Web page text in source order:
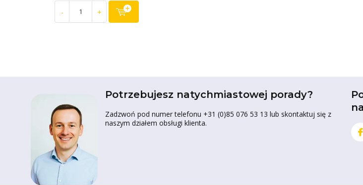
- +
Potrzebujesz natychmiastowej porady?
Zadzwoń pod numer telefonu +31 (0)85 076 53 13 lub skontaktuj się z
naszym działem obsługi klienta.